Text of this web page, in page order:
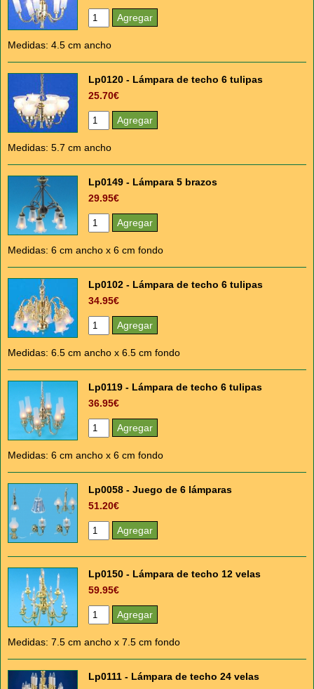
Medidas: 4.5 cm ancho
Lp0120 - Lámpara de techo 6 tulipas
25.70€
Medidas: 5.7 cm ancho
Lp0149 - Lámpara 5 brazos
29.95€
Medidas: 6 cm ancho x 6 cm fondo
Lp0102 - Lámpara de techo 6 tulipas
34.95€
Medidas: 6.5 cm ancho x 6.5 cm fondo
Lp0119 - Lámpara de techo 6 tulipas
36.95€
Medidas: 6 cm ancho x 6 cm fondo
Lp0058 - Juego de 6 lámparas
51.20€
Lp0150 - Lámpara de techo 12 velas
59.95€
Medidas: 7.5 cm ancho x 7.5 cm fondo
Lp0111 - Lámpara de techo 24 velas